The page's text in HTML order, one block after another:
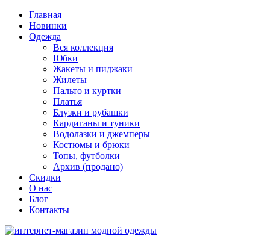
Главная
Новинки
Одежда
Вся коллекция
Юбки
Жакеты и пиджаки
Жилеты
Пальто и куртки
Платья
Блузки и рубашки
Кардиганы и туники
Водолазки и джемперы
Костюмы и брюки
Топы, футболки
Архив (продано)
Скидки
О нас
Блог
Контакты